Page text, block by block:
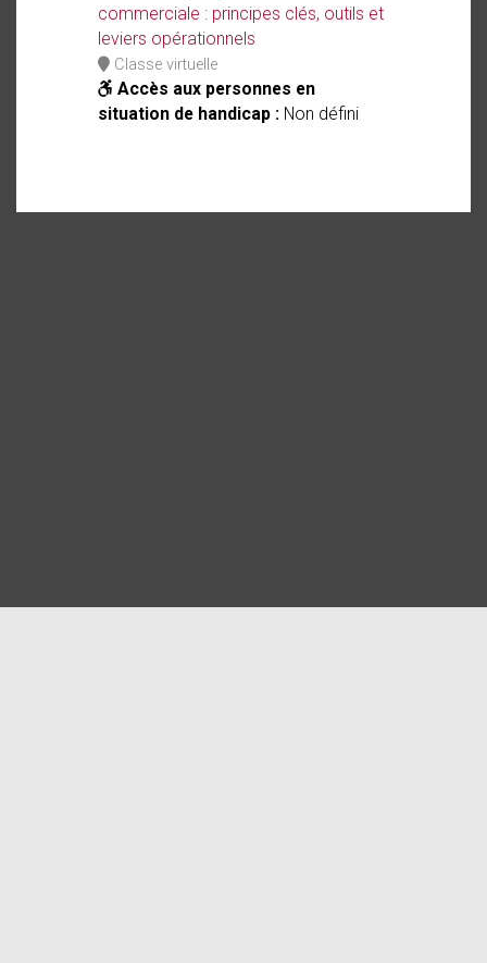
commerciale : principes clés, outils et
leviers opérationnels
Classe virtuelle
Accès aux personnes en
situation de handicap : Non défini